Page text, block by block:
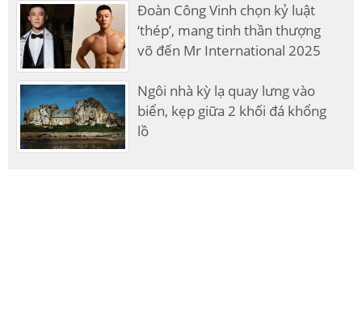
Đoàn Công Vinh chọn kỷ luật
‘thép’, mang tinh thần thượng
võ đến Mr International 2025
Ngôi nhà kỳ lạ quay lưng vào
biển, kẹp giữa 2 khối đá khổng
lồ